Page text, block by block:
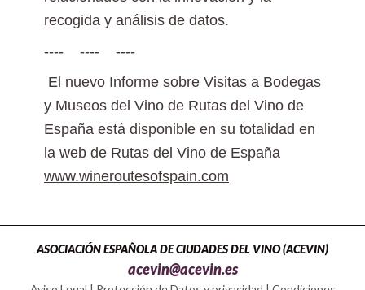
recogida y análisis de datos.
---- ---- ----
El nuevo Informe sobre Visitas a Bodegas
y Museos del Vino de Rutas del Vino de
España está disponible en su totalidad en
la web de Rutas del Vino de España
www.wineroutesofspain.com
ASOCIACIÓN ESPAÑOLA DE CIUDADES DEL VINO (ACEVIN)
acevin@acevin.es